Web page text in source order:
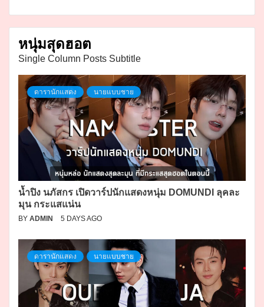
หนุ่มสุดฮอต
Single Column Posts Subtitle
ดารานักแสดง นายแบบชาย
น้ำปิง นภัสกร เปิดวาร์ปนักแสดงหนุ่ม DOMUNDI ลุคละ
มุน กระแสแน่น
BY ADMIN 5 DAYS AGO
ดารานักแสดง นายแบบชาย